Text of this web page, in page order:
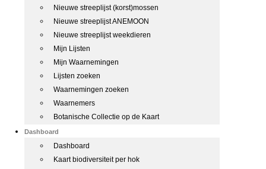
Nieuwe streeplijst (korst)mossen
Nieuwe streeplijst ANEMOON
Nieuwe streeplijst weekdieren
Mijn Lijsten
Mijn Waarnemingen
Lijsten zoeken
Waarnemingen zoeken
Waarnemers
Botanische Collectie op de Kaart
Dashboard
Dashboard
Kaart biodiversiteit per hok